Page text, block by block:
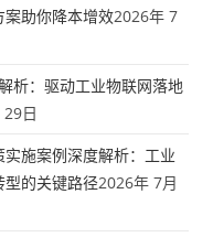
案助你降本增效2026年 7
析：驱动工业物联网落地
日
实施案例深度解析：工业
型的关键路径2026年 7月